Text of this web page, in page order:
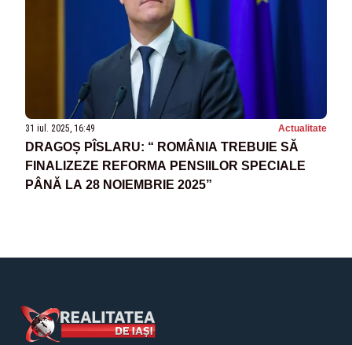
31 iul. 2025, 16:49 Actualitate
DRAGOȘ PÎSLARU: “ ROMÂNIA TREBUIE SĂ
FINALIZEZE REFORMA PENSIILOR SPECIALE
PÂNĂ LA 28 NOIEMBRIE 2025”